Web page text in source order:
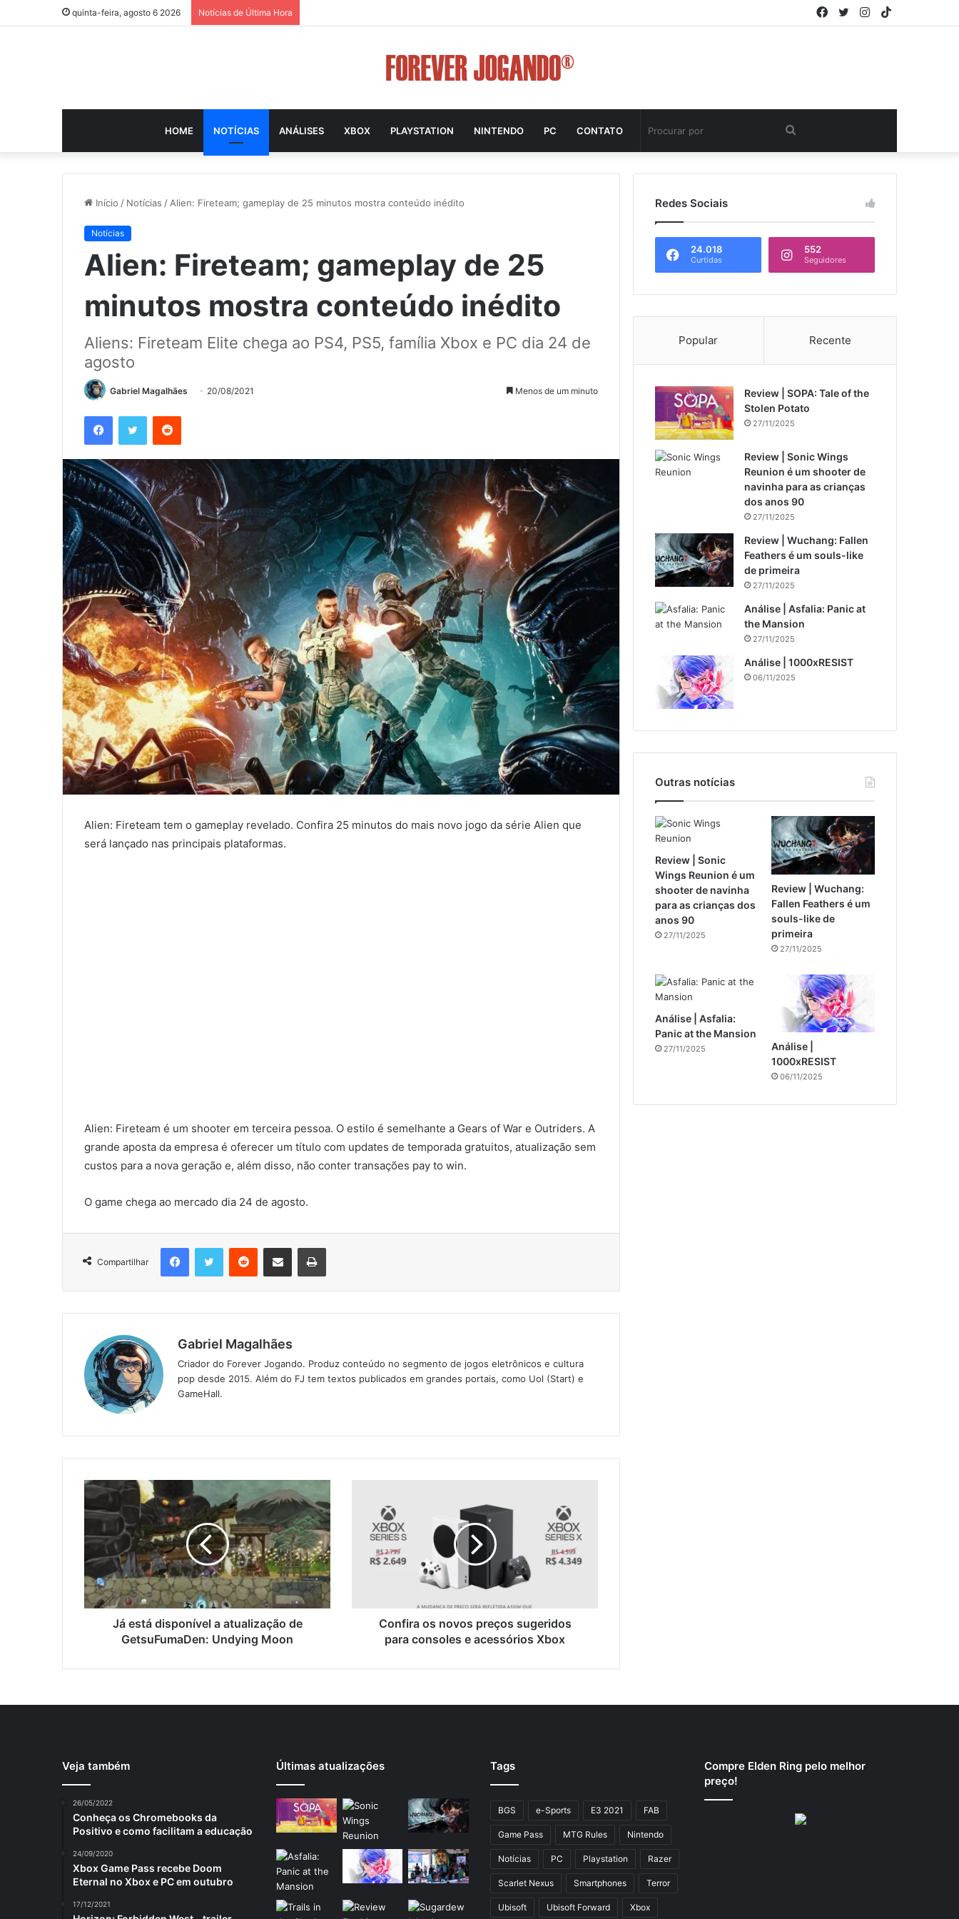
quinta-feira, agosto 6 2026 Notícias de Última Hora Instagram
Twitter
Facebook
HOME NOTÍCIAS ANÁLISES XBOX PLAYSTATION NINTENDO PC CONTATO Procurar
por
Início / Notícias / Alien: Fireteam; gameplay de 25 minutos mostra conteúdo inédito
Notícias
Alien: Fireteam; gameplay de 25
minutos mostra conteúdo inédito
Aliens: Fireteam Elite chega ao PS4, PS5, família Xbox e PC dia 24 de
agosto
Gabriel Magalhães 20/08/2021 Menos de um minuto
Alien: Fireteam tem o gameplay revelado. Confira 25 minutos do mais novo jogo da série Alien que
será lançado nas principais plataformas.
Alien: Fireteam é um shooter em terceira pessoa. O estilo é semelhante a Gears of War e Outriders. A
grande aposta da empresa é oferecer um título com updates de temporada gratuitos, atualização sem
custos para a nova geração e, além disso, não conter transações pay to win.
O game chega ao mercado dia 24 de agosto.
Compartilhar
Gabriel Magalhães
Criador do Forever Jogando. Produz conteúdo no segmento de jogos eletrônicos e cultura
pop desde 2015. Além do FJ tem textos publicados em grandes portais, como Uol (Start) e
GameHall.
Já está disponível a atualização de
GetsuFumaDen: Undying Moon
Confira os novos preços sugeridos
para consoles e acessórios Xbox
Redes Sociais
24.018
Curtidas
552
Seguidores
Popular Recente
Review | SOPA: Tale of the
Stolen Potato
27/11/2025
Review | Sonic Wings
Reunion é um shooter de
navinha para as crianças
dos anos 90
27/11/2025
Review | Wuchang: Fallen
Feathers é um souls-like
de primeira
27/11/2025
Análise | Asfalia: Panic at
the Mansion
27/11/2025
Análise | 1000xRESIST
06/11/2025
Outras notícias
Review | Sonic
Wings Reunion é um
shooter de navinha
para as crianças dos
anos 90
27/11/2025
Review | Wuchang:
Fallen Feathers é um
souls-like de
primeira
27/11/2025
Análise | Asfalia:
Panic at the Mansion
27/11/2025
Análise |
1000xRESIST
06/11/2025
Veja também
26/05/2022
Conheça os Chromebooks da
Positivo e como facilitam a educação
24/09/2020
Xbox Game Pass recebe Doom
Eternal no Xbox e PC em outubro
17/12/2021
Últimas atualizações Tags
BGS e-Sports E3 2021 FAB
Game Pass MTG Rules Nintendo
Notícias PC Playstation Razer
Scarlet Nexus Smartphones Terror
Ubisoft Ubisoft Forward Xbox
Compre Elden Ring pelo melhor
preço!